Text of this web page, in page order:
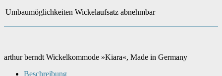
Umbaumöglichkeiten Wickelaufsatz abnehmbar
arthur berndt Wickelkommode »Kiara«, Made in Germany
Beschreibung